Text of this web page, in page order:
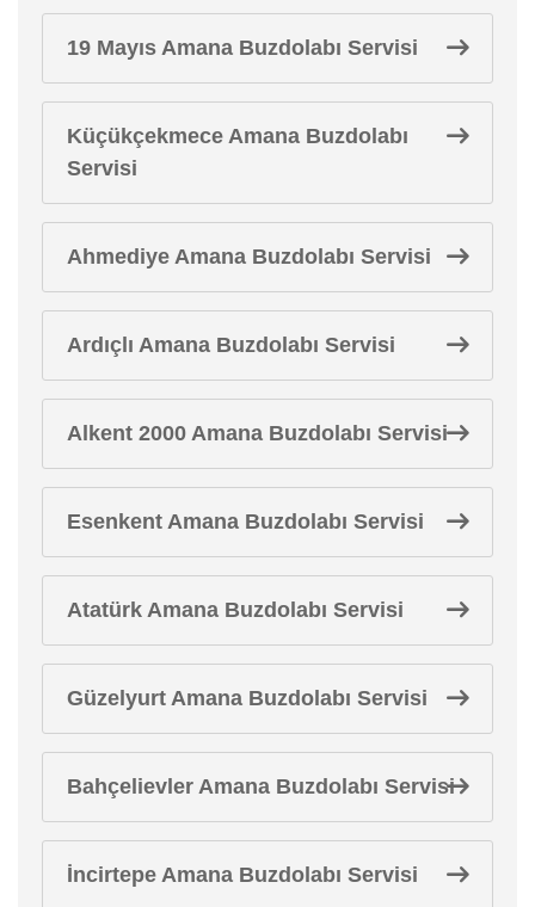
19 Mayıs Amana Buzdolabı Servisi
Küçükçekmece Amana Buzdolabı
Servisi
Ahmediye Amana Buzdolabı Servisi
Ardıçlı Amana Buzdolabı Servisi
Alkent 2000 Amana Buzdolabı Servisi
Esenkent Amana Buzdolabı Servisi
Atatürk Amana Buzdolabı Servisi
Güzelyurt Amana Buzdolabı Servisi
Bahçelievler Amana Buzdolabı Servisi
İncirtepe Amana Buzdolabı Servisi